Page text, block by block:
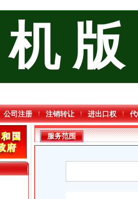
版
公司注册 注销转让 进出口权
服务范围